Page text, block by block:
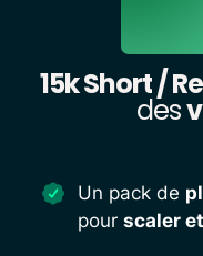
15k Short /
des
Un pack de
pour scaler